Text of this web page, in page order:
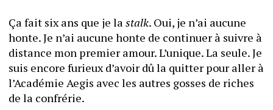
Ça fait six ans que je la stalk. Oui, je n’ai aucune
honte. Je n’ai aucune honte de continuer à suivre à
distance mon premier amour. L’unique. La seule. Je
suis encore furieux d’avoir dû la quitter pour aller à
l’Académie Aegis avec les autres gosses de riches
de la confrérie.